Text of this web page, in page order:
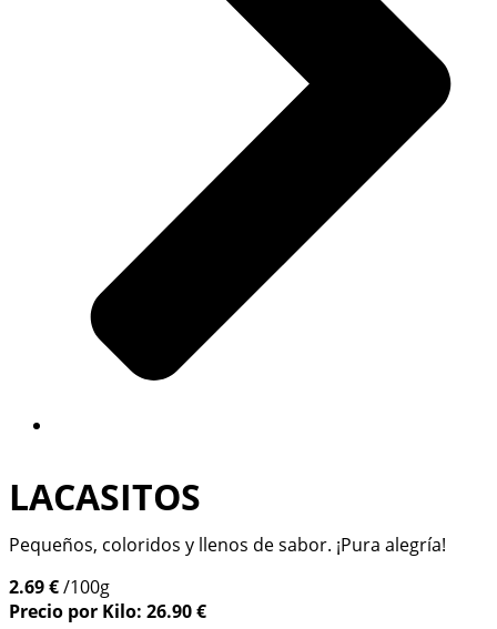
LACASITOS
Pequeños, coloridos y llenos de sabor. ¡Pura alegría!
2.69 €/100g
Precio por Kilo: 26.90 €